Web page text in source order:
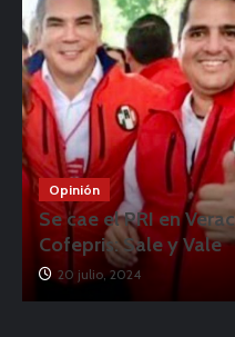
Opinión
Se cae el PRI en
Cofepris: Sale y Vale
20 julio, 2024